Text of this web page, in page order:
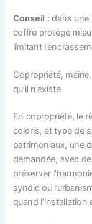
Conseil : dans
coffre protège
limitant
Copropriété,
qu’il n’existe
En copropriété, le
coloris, et type de
patrimoniaux, une
demandée, avec
préserver
syndic ou
quand l’installation